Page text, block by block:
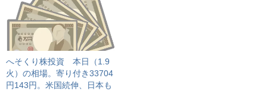
へそくり株投資 本日（1.9
火）の相場。寄り付き33704
円143円。米国続伸、日本も